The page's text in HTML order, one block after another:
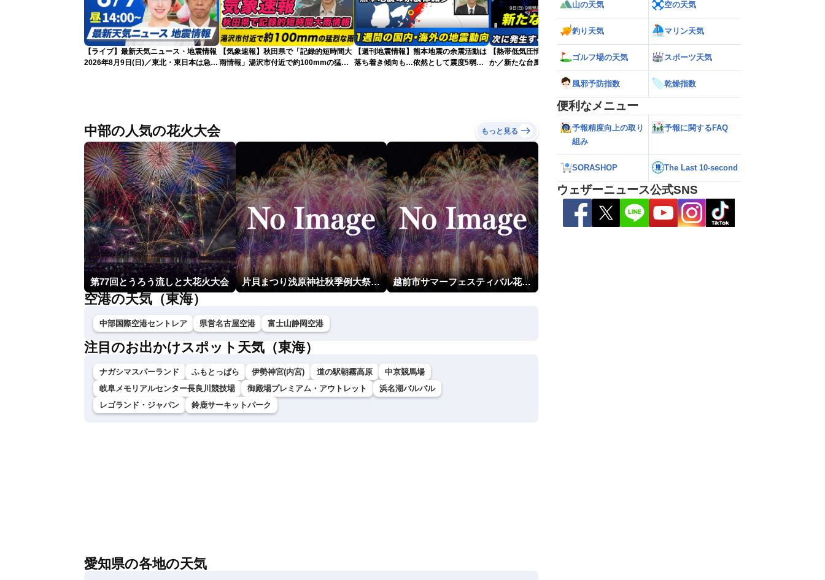
【ライブ】最新天気ニュース・地震情報
2026年8月9日(日)／東北・東日本は急な
【気象速報】秋田県で「記録的短時間大
雨情報」湯沢市付近で約100mmの猛烈
【週刊地震情報】熊本地震の余震活動は
落ち着き傾向も…依然として震度5弱警
【熱帯低気圧情報 2026】台風16号発生
か／新たな台風発生予想 今後の進路と日
本への影響は？(9日 12時更新)
【ゲリラ雷雨情報】東北〜中国地方の広
い範囲で急な雷雨に警戒
中部の人気の花火大会 もっと見る
第77回とうろう流しと大花火大会 片貝まつり浅原神社秋季例大祭奉納大煙火 越前市サマーフェスティバル花火大会
空港の天気（東海）
中部国際空港セントレア 県営名古屋空港 富士山静岡空港
注目のお出かけスポット天気（東海）
ナガシマスパーランド ふもとっぱら 伊勢神宮(内宮) 道の駅朝霧高原
中京競馬場
岐阜メモリアルセンター長良川競技場
御殿場プレミアム・アウトレット
浜名湖パルパル
レゴランド・ジャパン
鈴鹿サーキットパーク
愛知県の各地の天気
山の天気 空の天気
釣り天気 マリン天気
ゴルフ場の天気 スポーツ天気
風邪予防指数 乾燥指数
便利なメニュー
予報精度向上の取り
組み
予報に関するFAQ
SORASHOP The Last 10-second
ウェザーニュース公式SNS